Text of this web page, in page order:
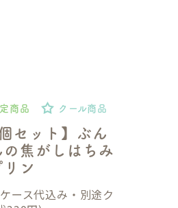
セット】ぶん
の焦がしはちみ
リン
商品 クール商品
ース代込み・別途ク